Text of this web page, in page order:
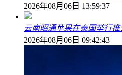
2026年08月06日 13:59:37
云南昭通苹果在泰国举行推
2026年08月06日 09:42:43